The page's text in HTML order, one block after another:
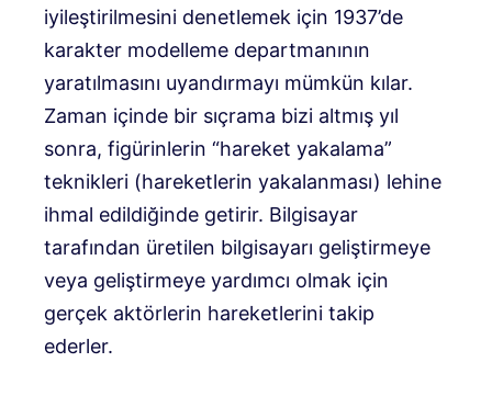
iyileştirilmesini denetlemek için 1937’de
karakter modelleme departmanının
yaratılmasını uyandırmayı mümkün kılar.
Zaman içinde bir sıçrama bizi altmış yıl
sonra, figürinlerin “hareket yakalama”
teknikleri (hareketlerin yakalanması) lehine
ihmal edildiğinde getirir. Bilgisayar
tarafından üretilen bilgisayarı geliştirmeye
veya geliştirmeye yardımcı olmak için
gerçek aktörlerin hareketlerini takip
ederler.